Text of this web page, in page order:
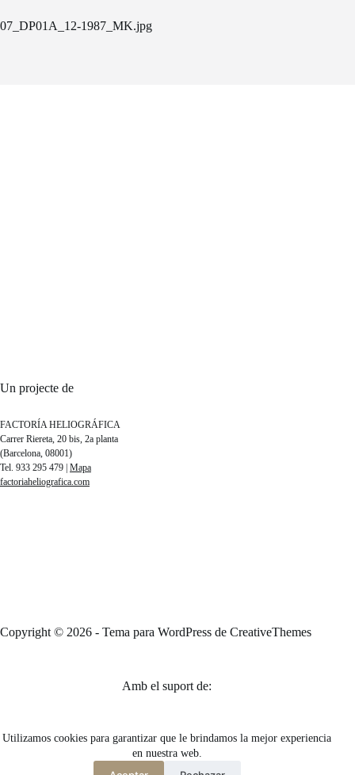
Utilizamos cookies para garantizar que le brindamos la mejor experiencia
en nuestra web.
07_DP01A_12-1987_MK.jpg
Un projecte de
FACTORÍA HELIOGRÁFICA
Carrer Riereta, 20 bis, 2a planta
(Barcelona, 08001)
Tel. 933 295 479 | Mapa
factoriaheliografica.com
Copyright © 2026 - Tema para WordPress de CreativeThemes
Amb el suport de: